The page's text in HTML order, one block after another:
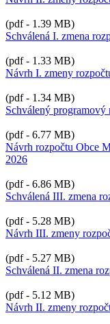
(pdf - 1.39 MB)
Schválená I. zmena
(pdf - 1.33 MB)
Návrh I. zmeny
(pdf - 1.34 MB)
Schválený programový
(pdf - 6.77 MB)
Návrh rozpočtu Obce
2026
(pdf - 6.86 MB)
Schválená III. zmena
(pdf - 5.28 MB)
Návrh III. zmeny
(pdf - 5.27 MB)
Schválená II. zmena
(pdf - 5.12 MB)
Návrh II. zmeny